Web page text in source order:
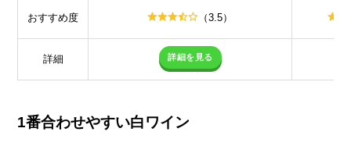
おすすめ度 （3.5）
詳細 詳細を見る
1番合わせやすい白ワイン